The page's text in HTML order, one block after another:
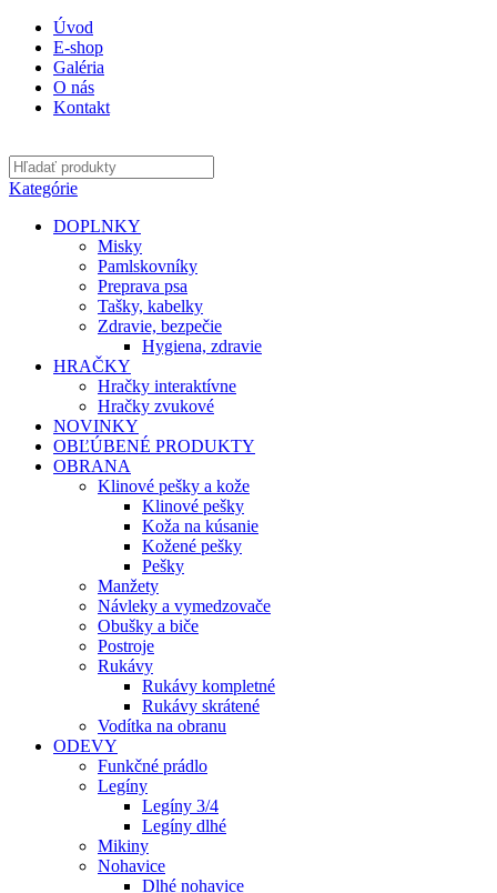
Úvod
E-shop
Galéria
O nás
Kontakt
Kategórie
DOPLNKY
Misky
Pamlskovníky
Preprava psa
Tašky, kabelky
Zdravie, bezpečie
Hygiena, zdravie
HRAČKY
Hračky interaktívne
Hračky zvukové
NOVINKY
OBĽÚBENÉ PRODUKTY
OBRANA
Klinové pešky a kože
Klinové pešky
Koža na kúsanie
Kožené pešky
Pešky
Manžety
Návleky a vymedzovače
Obušky a biče
Postroje
Rukávy
Rukávy kompletné
Rukávy skrátené
Vodítka na obranu
ODEVY
Funkčné prádlo
Legíny
Legíny 3/4
Legíny dlhé
Mikiny
Nohavice
Dlhé nohavice